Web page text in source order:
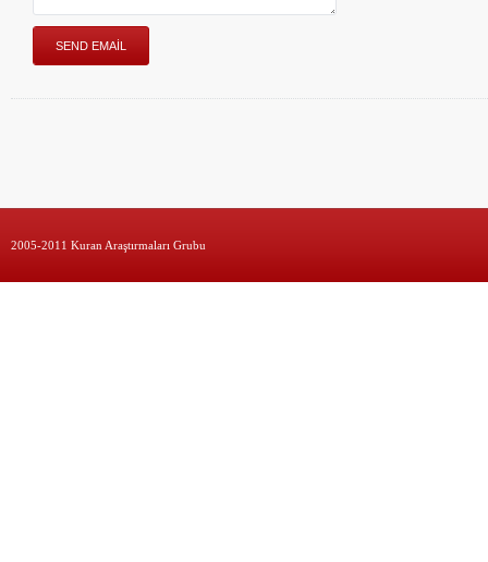
2005-2011 Kuran Araştırmaları Grubu